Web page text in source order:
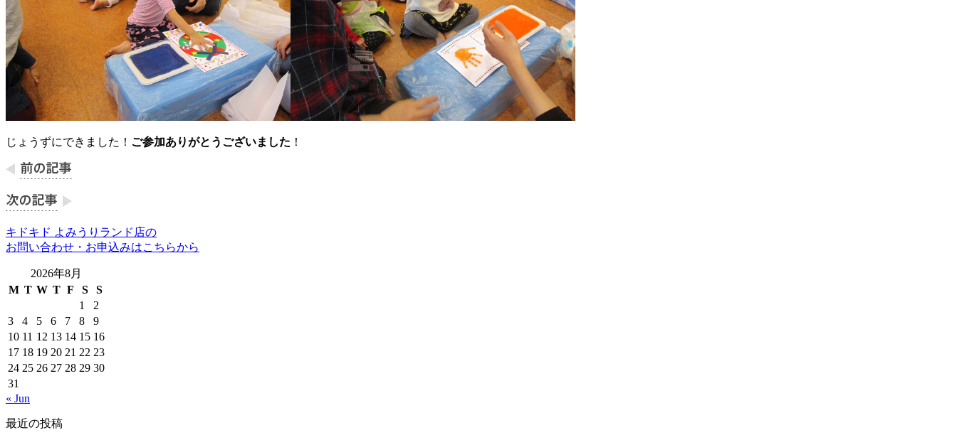
じょうずにできました！ ご参加ありがとうございました ！
キドキド よみうりランド店の
お問い合わせ・お申込みはこちらから
2026年8月
M T W T F S
S
1
2
3
4 5 6 7 8
9
10 11 12 13 14 15 16
17 18 19 20 21 22 23
24 25 26 27 28 29 30
31
« Jun
最近の投稿